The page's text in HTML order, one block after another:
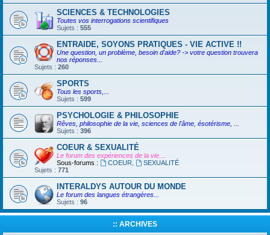
SCIENCES & TECHNOLOGIES
Toutes vos interrogations scientifiques
Sujets : 555
ENTRAIDE, SOYONS PRATIQUES - VIE ACTIVE !!
Une question, un problème, besoin d'aide? -> votre question trouvera
nos réponses...
Sujets : 260
SPORTS
Tous les sports,...
Sujets : 599
PSYCHOLOGIE & PHILOSOPHIE
Rêves, philosophie de la vie, sciences de l'âme, ésotérisme, ...
Sujets : 396
COEUR & SEXUALITÉ
Le forum des expériences de la vie....
Sous-forums :
COEUR
SEXUALITÉ
Sujets : 771
INTERALDYS AUTOUR DU MONDE
Le forum des langues étrangères...
Sujets : 96
:: ARCHIVES